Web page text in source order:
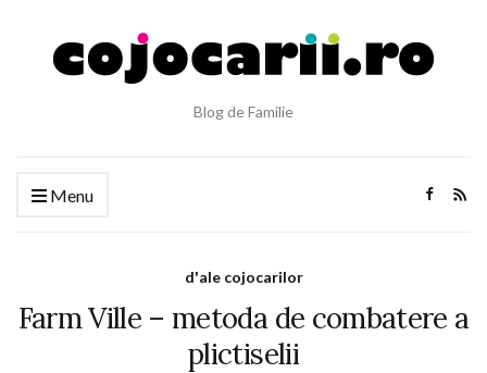
Blog de Familie
Menu
d'ale cojocarilor
Farm Ville – metoda de combatere a
plictiselii